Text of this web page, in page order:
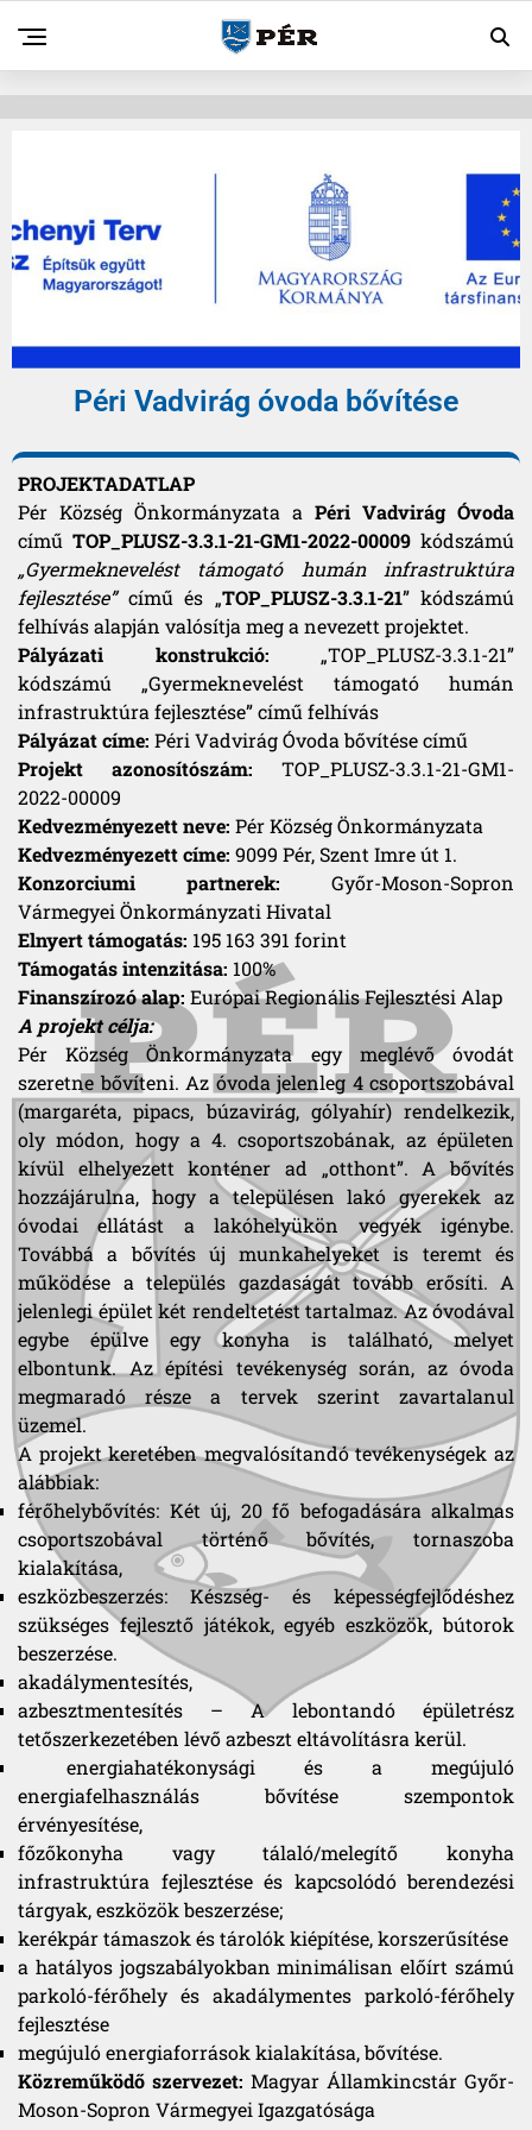
Péri Vadvirág óvoda bővítése
PROJEKTADATLAP
Pér Község Önkormányzata a Péri Vadvirág Óvoda
című TOP_PLUSZ-3.3.1-21-GM1-2022-00009 kódszámú
„Gyermeknevelést támogató humán infrastruktúra
fejlesztése”című és „TOP_PLUSZ-3.3.1-21” kódszámú
felhívás alapján valósítja meg a nevezett projektet.
Pályázati konstrukció: „TOP_PLUSZ-3.3.1-21”
kódszámú „Gyermeknevelést támogató humán
infrastruktúra fejlesztése” című felhívás
Pályázat címe: Péri Vadvirág Óvoda bővítése című
Projekt azonosítószám: TOP_PLUSZ-3.3.1-21-GM1-
2022-00009
Kedvezményezett neve: Pér Község Önkormányzata
Kedvezményezett címe: 9099 Pér, Szent Imre út 1.
Konzorciumi partnerek: Győr-Moson-Sopron
Vármegyei Önkormányzati Hivatal
Elnyert támogatás: 195 163 391 forint
Támogatás intenzitása: 100%
Finanszírozó alap: Európai Regionális Fejlesztési Alap
A projekt célja:
Pér Község Önkormányzata egy meglévő óvodát
szeretne bővíteni. Az óvoda jelenleg 4 csoportszobával
(margaréta, pipacs, búzavirág, gólyahír) rendelkezik,
oly módon, hogy a 4. csoportszobának, az épületen
kívül elhelyezett konténer ad „otthont”. A bővítés
hozzájárulna, hogy a településen lakó gyerekek az
óvodai ellátást a lakóhelyükön vegyék igénybe.
Továbbá a bővítés új munkahelyeket is teremt és
működése a település gazdaságát tovább erősíti. A
jelenlegi épület két rendeltetést tartalmaz. Az óvodával
egybe épülve egy konyha is található, melyet
elbontunk. Az építési tevékenység során, az óvoda
megmaradó része a tervek szerint zavartalanul
üzemel.
A projekt keretében megvalósítandó tevékenységek az
alábbiak:
férőhelybővítés: Két új, 20 fő befogadására alkalmas
csoportszobával történő bővítés, tornaszoba
kialakítása,
eszközbeszerzés: Készség- és képességfejlődéshez
szükséges fejlesztő játékok, egyéb eszközök, bútorok
beszerzése.
akadálymentesítés,
azbesztmentesítés – A lebontandó épületrész
tetőszerkezetében lévő azbeszt eltávolításra kerül.
energiahatékonysági és a megújuló
energiafelhasználás bővítése szempontok
érvényesítése,
főzőkonyha vagy tálaló/melegítő konyha
infrastruktúra fejlesztése és kapcsolódó berendezési
tárgyak, eszközök beszerzése;
kerékpár támaszok és tárolók kiépítése, korszerűsítése
a hatályos jogszabályokban minimálisan előírt számú
parkoló-férőhely és akadálymentes parkoló-férőhely
fejlesztése
megújuló energiaforrások kialakítása, bővítése.
Közreműködő szervezet: Magyar Államkincstár Győr-
Moson-Sopron Vármegyei Igazgatósága